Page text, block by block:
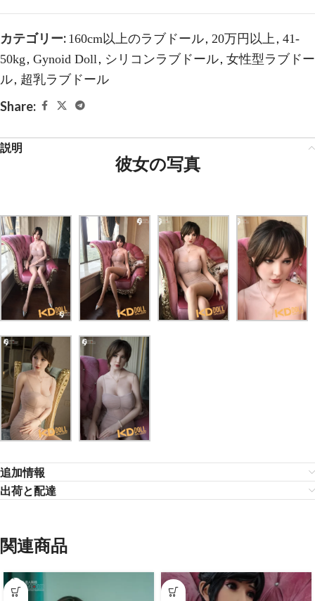
カテゴリー: 160cm以上のラブドール, 20万円以上 , 41-
50kg , Gynoid Doll, シリコンラブドール, 女性型ラブドー
ル, 超乳ラブドール
Share:
説明
彼女の写真
追加情報
出荷と配達
関連商品